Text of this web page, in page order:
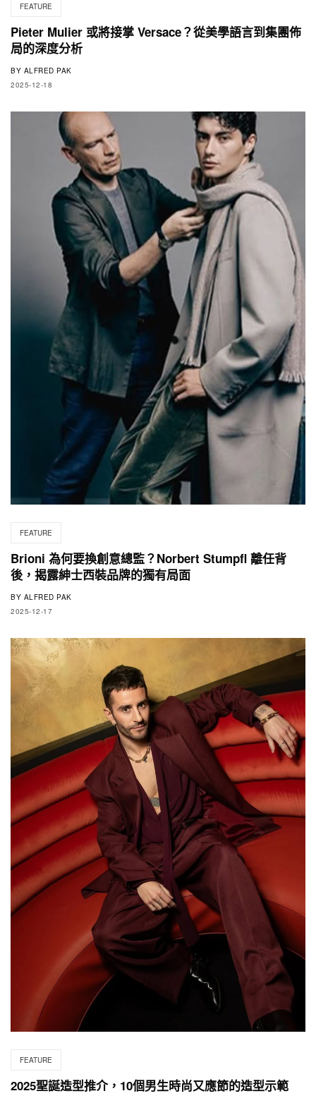
FEATURE
Pieter Mulier 或將接掌 Versace？從美學語言到集團佈
局的深度分析
BY ALFRED PAK
2025-12-18
FEATURE
Brioni 為何要換創意總監？Norbert Stumpfl 離任背
後，揭露紳士西裝品牌的獨有局面
BY ALFRED PAK
2025-12-17
FEATURE
2025聖誕造型推介，10個男生時尚又應節的造型示範